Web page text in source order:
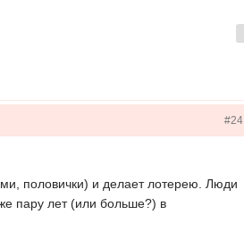
#24
половички) и делает лотерею. Люди
пару лет (или больше?) в